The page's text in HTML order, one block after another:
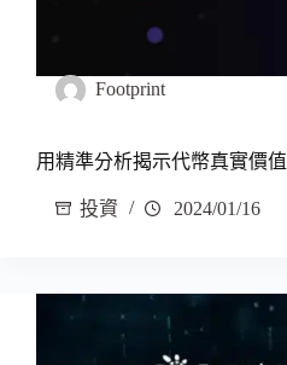
Footprint
用精準分析揭示代幣真實價值
投資 2024/01/16